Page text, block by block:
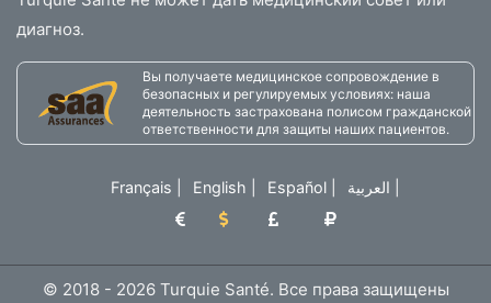
диагноз.
Вы получаете медицинское сопровождение в
безопасных и регулируемых условиях: наша
деятельность застрахована полисом гражданской
ответственности для защиты наших пациентов.
Français English Español العربية
© 2018 - 2026 Turquie Santé. Все права защищены